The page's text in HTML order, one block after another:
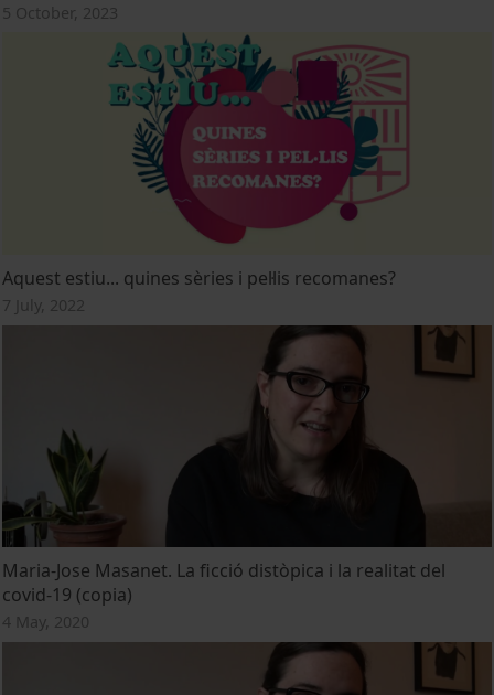
5 October, 2023
Aquest estiu... quines sèries i pel·lis recomanes?
7 July, 2022
Maria-Jose Masanet. La ficció distòpica i la realitat del
covid-19 (copia)
4 May, 2020